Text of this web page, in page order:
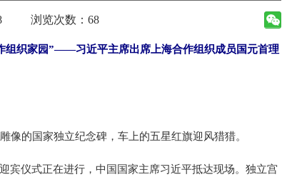
浏览次数：68
组织家园”——习近平主席出席上海合作组织成员国元首理
的国家独立纪念碑，车上的五星红旗迎风猎猎。
仪式正在进行，中国国家主席习近平抵达现场。独立宫